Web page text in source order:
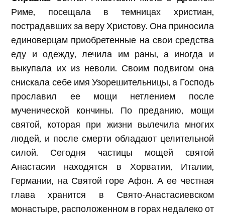
Риме, посещала в темницах христиан,
пострадавших за веру Христову. Она приносила
единоверцам приобретенные на свои средства
еду и одежду, лечила им раны, а иногда и
выкупала их из неволи. Своим подвигом она
снискала себе имя Узорешительницы, а Господь
прославил ее мощи нетлением после
мученической кончины. По преданию, мощи
святой, которая при жизни вылечила многих
людей, и после смерти обладают целительной
силой. Сегодня частицы мощей святой
Анастасии находятся в Хорватии, Италии,
Германии, на Святой горе Афон. А ее честная
глава хранится в Свято-Анастасиевском
монастыре, расположенном в горах недалеко от